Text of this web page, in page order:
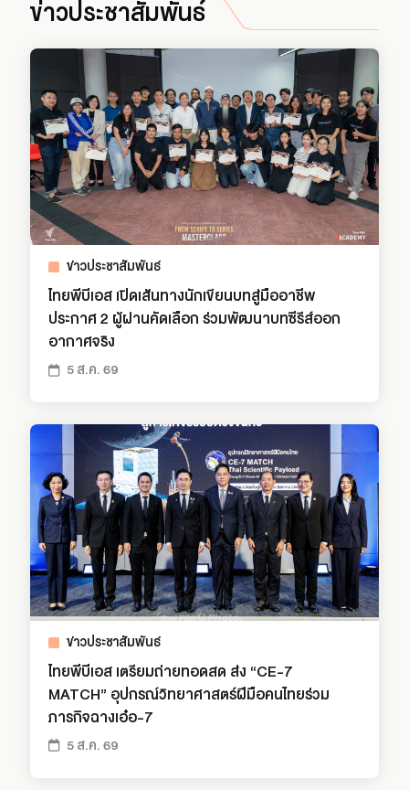
ข่าวประชาสัมพันธ์
ข่าวประชาสัมพันธ์
ไทยพีบีเอส เปิดเส้นทางนักเขียนบทสู่มืออาชีพ
ประกาศ 2 ผู้ผ่านคัดเลือก ร่วมพัฒนาบทซีรีส์ออก
อากาศจริง
5 ส.ค. 69
ข่าวประชาสัมพันธ์
ไทยพีบีเอส เตรียมถ่ายทอดสด ส่ง “CE-7
MATCH” อุปกรณ์วิทยาศาสตร์ฝีมือคนไทยร่วม
ภารกิจฉางเอ๋อ-7
5 ส.ค. 69